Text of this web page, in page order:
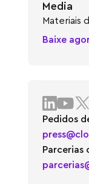
Media
Materiais
Baixe
Pedidos
Parcerias